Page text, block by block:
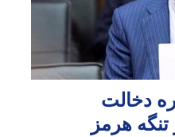
دخالت
هرمز